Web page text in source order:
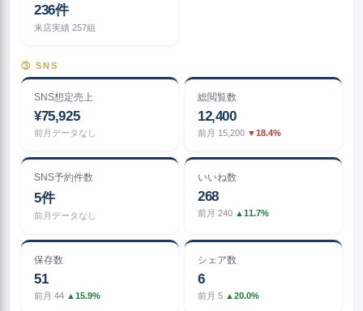
236件
来店実績 257組
③ SNS
SNS想定売上
¥75,925
前月データなし
総閲覧数
12,400
前月 15,200 ▼18.4%
SNS予約件数
5件
前月データなし
いいね数
268
前月 240 ▲11.7%
保存数
51
前月 44 ▲15.9%
シェア数
6
前月 5 ▲20.0%